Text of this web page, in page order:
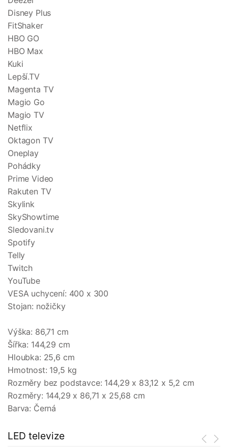
Disney Plus
FitShaker
HBO GO
HBO Max
Kuki
Lepší.TV
Magenta TV
Magio Go
Magio TV
Netflix
Oktagon TV
Oneplay
Pohádky
Prime Video
Rakuten TV
Skylink
SkyShowtime
Sledovani.tv
Spotify
Telly
Twitch
YouTube
VESA uchycení: 400 x 300
Stojan: nožičky
Výška: 86,71 cm
Šířka: 144,29 cm
Hloubka: 25,6 cm
Hmotnost: 19,5 kg
Rozměry bez podstavce: 144,29 x 83,12 x 5,2 cm
Rozměry: 144,29 x 86,71 x 25,68 cm
Barva: Černá
LED televize